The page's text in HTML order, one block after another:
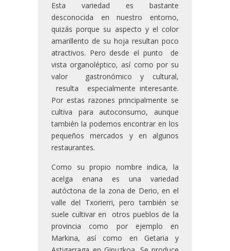
Esta variedad es bastante
desconocida en nuestro entorno,
quizás porque su aspecto y el color
amarillento de su hoja resultan poco
atractivos. Pero desde el punto de
vista organoléptico, así como por su
valor gastronómico y cultural,
resulta especialmente interesante.
Por estas razones principalmente se
cultiva para autoconsumo, aunque
también la podemos encontrar en los
pequeños mercados y en algunos
restaurantes.
Como su propio nombre indica, la
acelga enana es una variedad
autóctona de la zona de Derio, en el
valle del Txorierri, pero también se
suele cultivar en otros pueblos de la
provincia como por ejemplo en
Markina, así como en Getaria y